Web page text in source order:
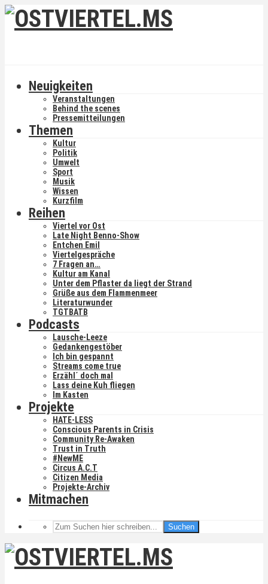
Neuigkeiten
Veranstaltungen
Behind the scenes
Pressemitteilungen
Themen
Kultur
Politik
Umwelt
Sport
Musik
Wissen
Kurzfilm
Reihen
Viertel vor Ost
Late Night Benno-Show
Entchen Emil
Viertelgespräche
7 Fragen an…
Kultur am Kanal
Unter dem Pflaster da liegt der Strand
Grüße aus dem Flammenmeer
Literaturwunder
TGTBATB
Podcasts
Lausche-Leeze
Gedankengestöber
Ich bin gespannt
Streams come true
Erzähl´ doch mal
Lass deine Kuh fliegen
Im Kasten
Projekte
HATE-LESS
Conscious Parents in Crisis
Community Re-Awaken
Trust in Truth
#NewME
Circus A.C.T
Citizen Media
Projekte-Archiv
Mitmachen
Suchen